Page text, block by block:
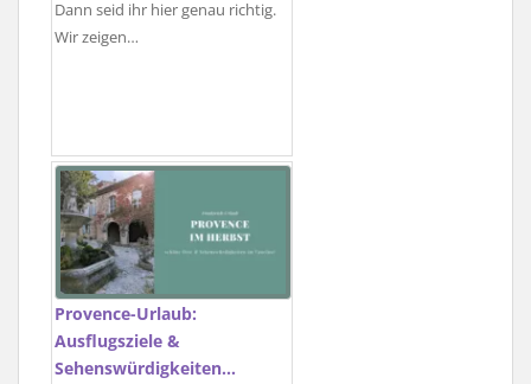
Dann seid ihr hier genau richtig.
Wir zeigen…
Provence-Urlaub:
Ausflugsziele &
Sehenswürdigkeiten…